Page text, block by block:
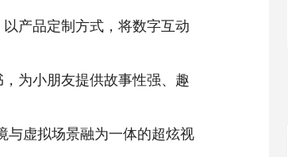
产品定制方式，将数字互动
为小朋友提供故事性强、趣
虚拟场景融为一体的超炫视